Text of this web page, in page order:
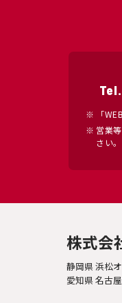
Tel.
「
営業
さい。
株式会
静岡県 浜松
愛知県 名古